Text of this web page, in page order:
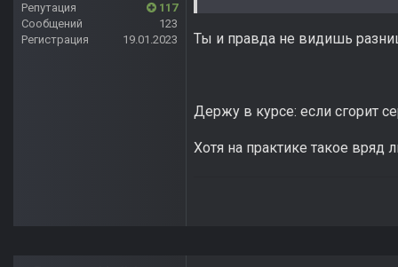
Репутация
117
Сообщений
123
Регистрация
19.01.2023 Ты и правда не видишь
Держу в курсе: если сгорит
Хотя на практике такое